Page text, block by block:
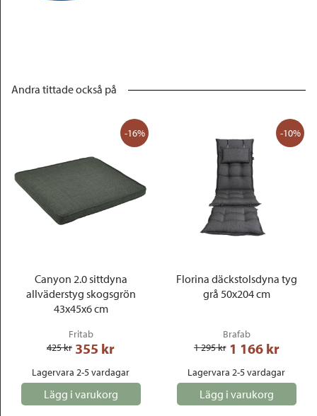
Andra tittade också på
-16%
Canyon 2.0 sittdyna
allväderstyg skogsgrön
43x45x6 cm
Fritab
425 kr 355 kr
Lagervara 2-5 vardagar
Lägg i varukorg
-10%
Florina däckstolsdyna tyg
grå 50x204 cm
Brafab
1 295 kr 1 166 kr
Lagervara 2-5 vardagar
Lägg i varukorg